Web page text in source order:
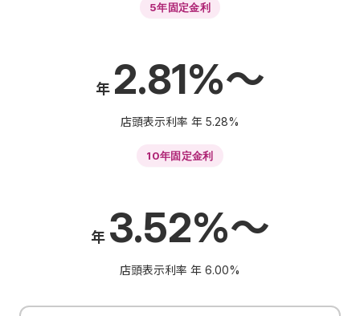
5年固定金利
年 2.81%～
店頭表示利率 年 5.28%
10年固定金利
年 3.52%～
店頭表示利率 年 6.00%